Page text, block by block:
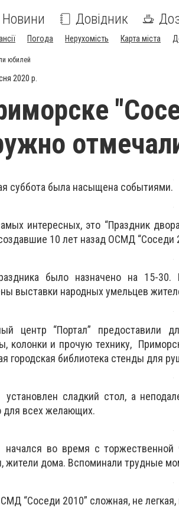
Новини Довідник
Погода Нерухомість Карта міста
юбилей
2020 р.
суббота была насыщена событиями.
интересных, это “Праздник
10 лет назад ОСМД “Соседи
было назначено на 15-
выставки народных умельцев
центр “Портал” предоставили
колонки и прочую технику,
городская библиотека стенды для
сладкий стол, а
для всех желающих.
во время с
жители дома. Вспоминали трудные
“Соседи 2010” сложная, не